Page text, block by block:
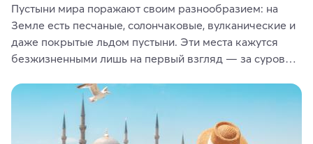
Пустыни мира поражают своим разнообразием: на
Земле есть песчаные, солончаковые, вулканические и
даже покрытые льдом пустыни. Эти места кажутся
безжизненными лишь на первый взгляд — за суровой
животные и маршруты, которые дарят одни из самых
ярких впечатлений от путешествий.